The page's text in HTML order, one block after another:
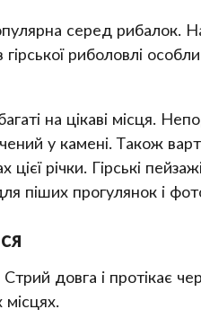
серед рибалок.
риболовлі
на цікаві місця.
у камені. Також
цієї річки. Гірські
піших прогулянок і
довга і протікає
місцях.